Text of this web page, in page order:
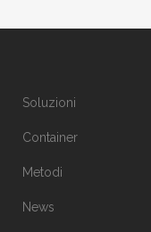
Soluzioni
Container
Metodi
News